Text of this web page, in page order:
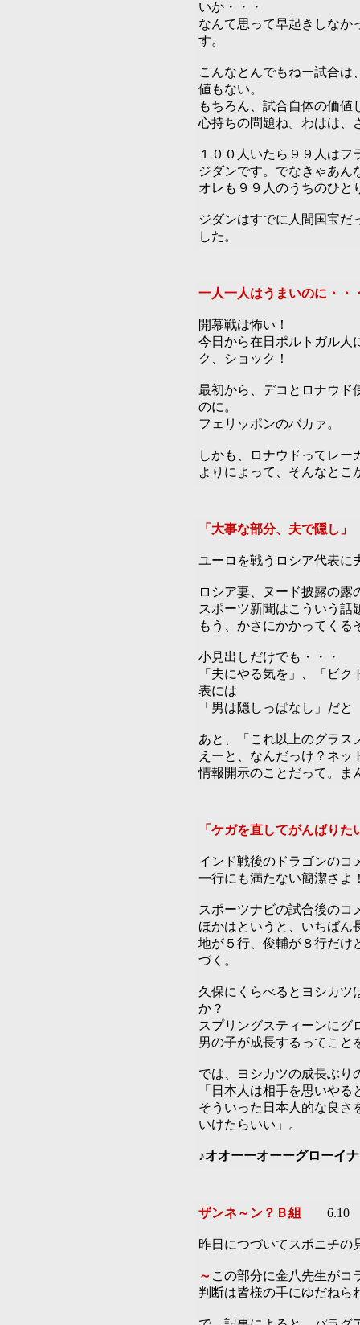
いか・・・
なんて思って早起きしなか
す。
こんなとんでもねー試合は
値もない。
もちろん、試合自体の価値
心持ちの問題ね。わはは、
１００人いたら９９人は
ジダンです。でなきゃあん
オレも９９人のうちのひと
ジダンはすでに人間国宝だ
した。
一人一人はうまいのに・・
開幕戦は怖い！
今日から在日ポルトガル人
ク、ショック！
最初から、デコとロナウド
のに。
フェリッポンのバカァ。
しかも、ロナウドってレー
よりによって、そんなとこ
「大事な部分、夫で隠し」
ユーロを戦うロシア代表に
ロシア妻、ヌード披露の露
スポーツ新聞はこういう話
もう、かさにかかってくる
小見出しだけでも・・・
「夫にやる気を」、「ビ
表には
「男は隠しっぱなし」だ
あと、「これ以上のグラス
えーと、なんだっけ？ネッ
情報開示のことだって。ま
「ケガを直してがんばりた
インド戦後のドラゴンのコ
一行にも満たない簡潔さよ
スポーツナビの試合後のコ
ほかはというと、いちばん
地が５行、俊輔が８行だけ
づく。
久保にくらべるとヨシカ
か？
スプリングスティーンにグ
男の子が成長するってこと
では、ヨシカツの成長ぶり
「日本人は相手を思いや
そういった日本人的な良さ
いけたらいい」。
♪オオーーオーーグローイ
ザンネ～ン？Ｂ組 6.10
昨日につづいてスポニチの
～ この部分に金八先生がコ
判断は皆様の手にゆだねら